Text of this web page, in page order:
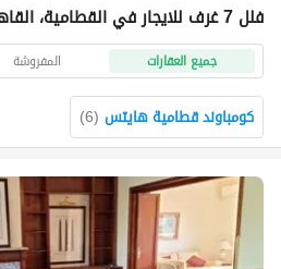
فلل 7 غرف للايجار في القطامية، القاهرة
جميع العقارات المفروشة
كومباوند قطامية هايتس (
6
)